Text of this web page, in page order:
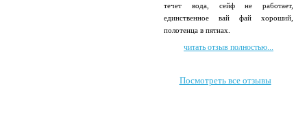
течет вода, сейф не работает,
единственное вай фай хороший,
полотенца в пятнах.
читать отзыв полностью...
Посмотреть все отзывы